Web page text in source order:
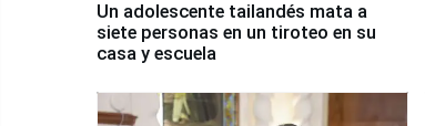
Un adolescente tailandés mata a
siete personas en un tiroteo en su
casa y escuela